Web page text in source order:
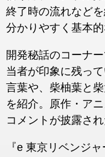
終了時の流れなど
分かりやすく基本
開発秘話のコーナ
当者が印象に残っ
言葉や、柴柚葉と
を紹介。原作・ア
コメントが披露され
『e 東京リベンジ